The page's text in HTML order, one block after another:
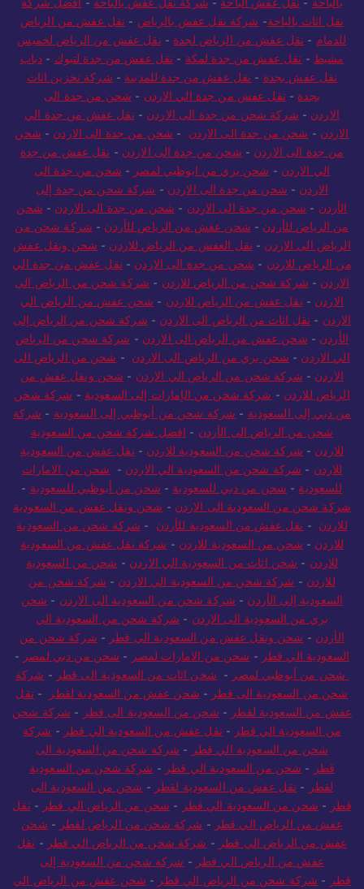
نقل اثاث بالباحة- شركة نقل عفش بالرياض - نقل عفش من الرياض
للدمام - نقل عفش من الرياض لجدة - نقل عفش من الرياض لخميس
مشيط - نقل عفش من جدة لمكة - نقل عفش من جدة لتبوك - دباب
نقل عفش بجدة - نقل عفش من جدة للمدينة - شركة تخزين اثاث
بجدة - نقل عفش من جدة الي الاردن - شحن من جدة الى
الاردن - شركة شحن من جدة الى الاردن - نقل عفش من جدة الي
الاردن - شحن من جدة الى الاردن - شحن من جدة الى الاردن - شحن
من جدة الى الاردن - شحن من جدة الى الاردن - نقل عفش من جدة
الي الاردن - شحن بري من ابوظبي لمصر - شحن من جدة الى
الاردن - شحن من جدة الى الاردن - شركة شحن من جدة إلى
الأردن - شحن من جدة الى الاردن - شحن من جدة الى الاردن - شحن
من الرياض للأردن - شحن عفش من الرياض للأردن - شركة شحن من
الرياض الى الاردن - نقل العفش من الرياض للاردن - شحن ونقل عفش
من الرياض للاردن - شحن من جدة الى الاردن - نقل عفش من جدة الي
الاردن - شركة شحن من الرياض للاردن - شركة شحن من الرياض الى
الاردن - نقل عفش من الرياض للاردن - شحن عفش من الرياض الي
الاردن - نقل اثاث من الرياض الى الاردن - شركة شحن من الرياض إلى
الأردن - شحن عفش من الرياض الى الاردن - شركة شحن من الرياض
الي الاردن - شحن بري من الرياض الى الاردن - شحن من الرياض الى
الاردن - شركة شحن من الرياض الي الاردن - شحن ونقل عفش من
الرياض للاردن - شركة شحن من الإمارات إلى السعودية - شركة شحن
من دبي إلى السعودية - شركة شحن من أبوظبي إلى السعودية - شركة
شحن من الرياض الى الأردن - افضل شركة شحن من السعودية
للاردن - شركة شحن من السعودية للاردن - نقل عفش من السعودية
للاردن - شركة شحن من السعودية الي الاردن - شحن من الامارات
للسعودية - شحن من دبي للسعودية - شحن من أبوظبي للسعودية -
شركة شحن من السعودية الى الاردن - شحن ونقل عفش من السعودية
للاردن - نقل عفش من السعودية للأردن - شركة شحن من السعودية
للاردن - شحن من السعودية للاردن - شركة نقل عفش من السعودية
للاردن - شحن اثاث من السعودية الي الاردن - شحن من السعودية
للاردن - شركة شحن من السعودية الي الاردن - شركة شحن من
السعودية إلى الأردن - شركة شحن من السعودية الى الاردن - شحن
بري من السعودية الى الاردن - شركة شحن من السعودية الي
الأردن - شحن ونقل عفش من السعودية الي قطر - شركة شحن من
السعودية الي قطر - شحن من الامارات لمصر - شحن من دبي لمصر -
شحن من أبوظبي لمصر - شحن اثاث من السعودية الى قطر - شركة
شحن من السعودية الى قطر - شحن عفش من السعودية لقطر - نقل
عفش من السعودية لقطر - شحن من السعودية الى قطر - شركة شحن
من السعودية الي قطر - نقل عفش من السعودية الي قطر - شركة
شحن من السعودية الي قطر - شركة شحن من السعودية الى
قطر - شحن من السعودية الي قطر - شركة شحن من السعودية
لقطر - نقل عفش من السعودية لقطر - شحن من السعودية الى
قطر - شحن من السعودية الي قطر - شحن من الرياض الي قطر - نقل
عفش من الرياض الي قطر - شركة شحن من الرياض لقطر - شحن
عفش من الرياض الي قطر - شركة شحن من الرياض الي قطر - نقل
عفش من الرياض الي قطر - شركة شحن من السعودية إلى
قطر - شركة شحن من الرياض الي قطر - شحن عفش من الرياض الي